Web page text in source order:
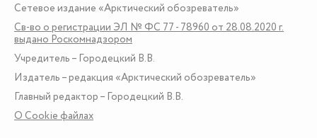
Сетевое издание «Арктический обозреватель»
Св-во о регистрации ЭЛ № ФС 77 - 78960 от 28.08.2020 г.
выдано Роскомнадзором
Учредитель – Городецкий В.В.
Издатель – редакция «Арктический обозреватель»
Главный редактор – Городецкий В.В.
О Сookie файлах